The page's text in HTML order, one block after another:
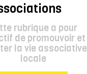
rubrique a pour
de promouvoir et
la vie associative
locale